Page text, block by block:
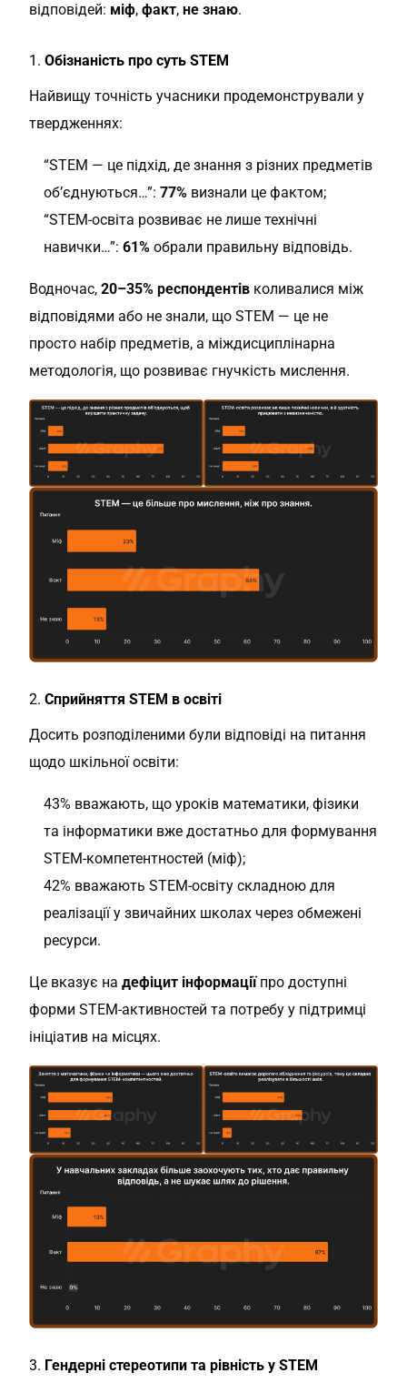
відповідей: міф,факт,не знаю.
1.Обізнаність про суть STEM
Найвищу точність учасники продемонстрували у
твердженнях:
“STEM — це пiдхiд, де знання з рiзних предметiв
об’єднуються…”:77% визнали це фактом;
“STEM-освіта розвиває не лише технічні
навички…”:61% обрали правильну відповідь.
Водночас,20–35% респондентів коливалися між
відповідями або не знали, що STEM — це не
просто набір предметів, а міждисциплінарна
методологія, що розвиває гнучкість мислення.
2.Сприйняття STEM в освіті
Досить розподіленими були відповіді на питання
щодо шкільної освіти:
43% вважають, що уроків математики, фізики
та інформатики вже достатньо для формування
STEM-компетентностей (міф);
42% вважають STEM-освіту складною для
реалізації у звичайних школах через обмежені
ресурси.
Це вказує надефіцит інформаціїпро доступні
форми STEM-активностей та потребу у підтримці
ініціатив на місцях.
3. Гендерні стереотипи та рівність у STEM